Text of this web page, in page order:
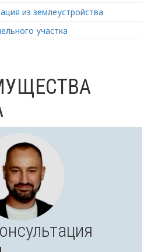
из землеустройства
участка